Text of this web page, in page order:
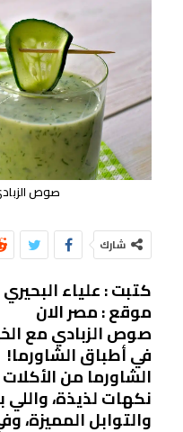
صوص
شارك
كتبت : علياء البحيري
موقع : مصر الان
صوص الزبادي مع
في أطباق الشاورما!
الشاورما من
نكهات لذيذة،
والتوابل